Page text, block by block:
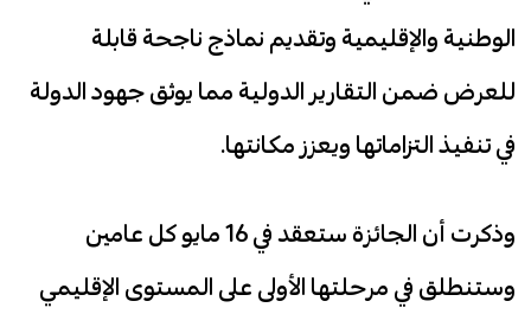
الوطنية والإقليمية وتقديم نماذج ناجحة قابلة
للعرض ضمن التقارير الدولية مما يوثق جهود الدولة
في تنفيذ التزاماتها ويعزز مكانتها.
وذكرت أن الجائزة ستعقد في 16 مايو كل عامين
وستنطلق في مرحلتها الأولى على المستوى الإقليمي